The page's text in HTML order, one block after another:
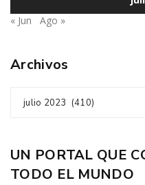
« Jun Ago »
Archivos
julio 2023 (410)
UN PORTAL QUE
TODO EL MUNDO